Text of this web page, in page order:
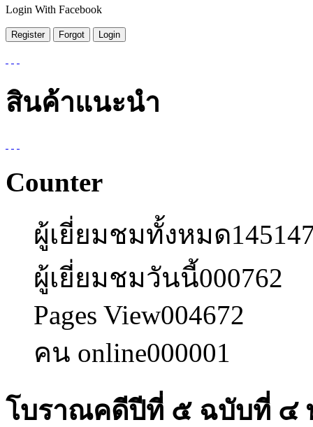
Login With Facebook
สินค้าแนะนำ
Counter
ผู้เยี่ยมชมทั้งหมด
ผู้เยี่ยมชมวันนี้000762
Pages View004672
คน online000001
โบราณคดีปีที่ ๕ ฉบับที่ ๔